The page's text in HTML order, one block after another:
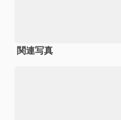
関連写真